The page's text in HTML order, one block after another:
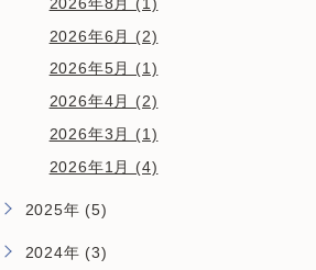
2026年6月 (2)
2026年5月 (1)
2026年4月 (2)
2026年3月 (1)
2026年1月 (4)
2025年 (5)
2024年 (3)